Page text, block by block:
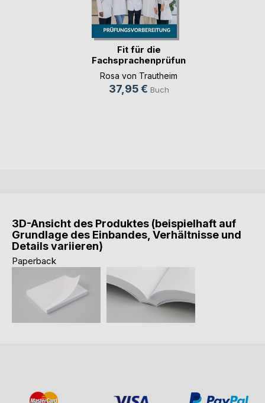
Fit für die
Fachsprachenprüfung
Me(...)
Rosa von Trautheim
37,95 € Buch
3D-Ansicht des Produktes (beispielhaft auf
Grundlage des Einbandes, Verhältnisse und
Details variieren)
Paperback